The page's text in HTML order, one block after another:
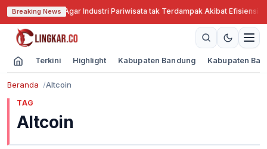
Breaking News
Cari Solusi Agar Industri Pariwisata tak Terdampak Akibat Efisiensi
Terkini Highlight Kabupaten Bandung Kabupaten
Beranda Altcoin
TAG
Altcoin